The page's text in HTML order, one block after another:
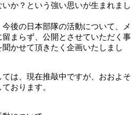
か？という強い思いが生ま れまし
後の日本部隊の活動について、
メ
まらず、公開とさせていただ く事
かせて頂きたく企画いたし まし
は、現在推敲中ですが、おおよ そ
おります。